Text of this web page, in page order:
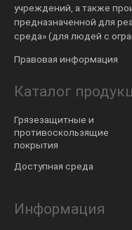
учреждений, а также
предназначенной для
среда» (для людей с
Правовая информация
Каталог
Грязезащитные и
противоскользящие
покрытия
Доступная среда
Информация